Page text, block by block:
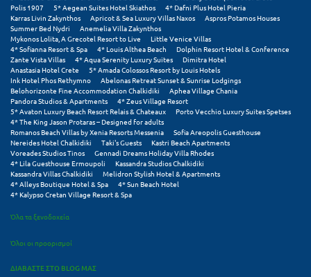
Ρίο
Ρόδος
Σ
Σαλαμίνα
Σαμοθράκη
Σάμος
Σαντορίνη
Polis 1907
5* Aegean Suites Hotel Skiathos
4* Dafni Plus Hotel Pieria
Karras Livin Zakynthos
Apricot & Sea Luxury Villas Naxos
Aspros Potamos Houses
Summer Bed Nydri
Anemelia Villa Zakynthos
Mykonos Lolita, A Grecotel Resort to Live
Little Venice Villas
4* Sofianna Resort & Spa
4* Louis Althea Beach
Dolphin Resort Hotel & Conference
Zante Vista Villas
4* Aqua Serenity Luxury Suites
Dimitra Hotel
Anastasia Hotel Crete
5* Amada Colossos Resort by Louis Hotels
Ink Hotel Phos Rethymno
Abelonas Retreat Sunset & Sunrise Lodgings
Belohorizonte Fine Accommodation Chalkidiki
Aphea Village Chania
Pandora Studios & Apartments
4* Zeus Village Resort
5* Avaton Luxury Beach Resort Relais & Chateaux
Porto Vecchio Luxury Suites Spetses
4* The King Jason Protaras – Designed for adults
Romanos Beach Villas by Xenia Resorts Messenia
Sofia Areopolis Guesthouse
Nereides Hotel Chalkidiki
Taki's Guests
Kastri Beach Apartments
Voreades Studios Tinos
Gennadi Dreams Holiday Villa Rhodes
4* Lila Guesthouse Ermoupoli
Kassandra Studios Chalkidiki
Kassandra Villas Chalkidiki
Melidron Stylish Hotel & Apartments
4* Alleys Boutique Hotel & Spa
4* Sun Beach Hotel
4* Kalypso Cretan Village Resort & Spa
Όλα τα ξενοδοχεία
Όλοι οι προορισμοί
ΔΙΑΒΑΣΤΕ ΣΤΟ BLOG ΜΑΣ